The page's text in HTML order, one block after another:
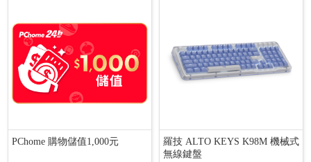
PChome 購物儲值1,000元
羅技 ALTO KEYS K98M 機械式
無線鍵盤